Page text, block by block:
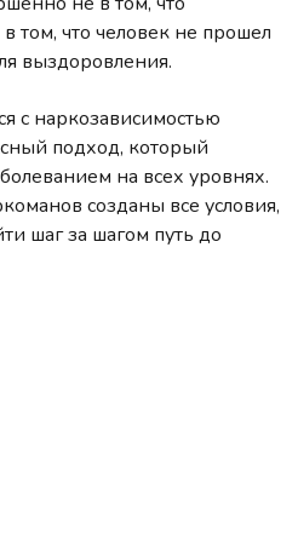
том, что человек не прошел
выздоровления.
с наркозависимостью
подход, который
на всех уровнях.
созданы все условия,
шаг за шагом путь до